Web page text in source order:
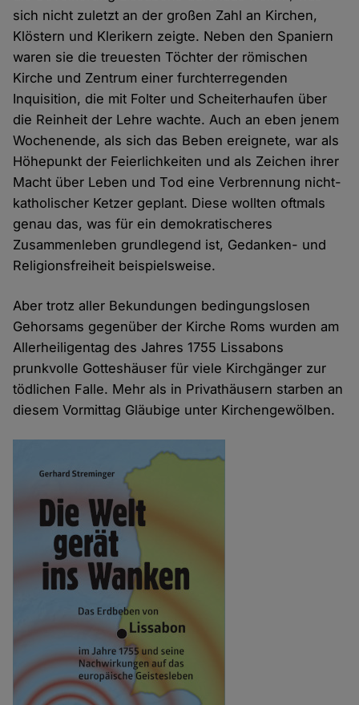
sich nicht zuletzt an der großen Zahl an Kirchen,
Klöstern und Klerikern zeigte. Neben den Spaniern
waren sie die treuesten Töchter der römischen
Kirche und Zentrum einer furchterregenden
Inquisition, die mit Folter und Scheiterhaufen über
die Reinheit der Lehre wachte. Auch an eben jenem
Wochenende, als sich das Beben ereignete, war als
Höhepunkt der Feierlichkeiten und als Zeichen ihrer
Macht über Leben und Tod eine Verbrennung nicht-
katholischer Ketzer geplant. Diese wollten oftmals
genau das, was für ein demokratischeres
Zusammenleben grundlegend ist, Gedanken- und
Religionsfreiheit beispielsweise.
Aber trotz aller Bekundungen bedingungslosen
Gehorsams gegenüber der Kirche Roms wurden am
Allerheiligentag des Jahres 1755 Lissabons
prunkvolle Gotteshäuser für viele Kirchgänger zur
tödlichen Falle. Mehr als in Privathäusern starben an
diesem Vormittag Gläubige unter Kirchengewölben.